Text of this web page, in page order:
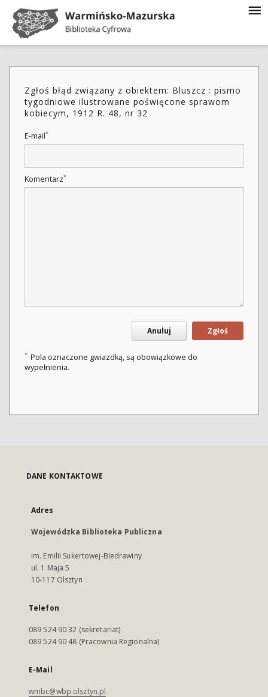
Zgłoś błąd związany z obiektem: Bluszcz : pismo
tygodniowe ilustrowane poświęcone sprawom
kobiecym, 1912 R. 48, nr 32
E-mail*
Komentarz*
Anuluj Zgłoś
* Pola oznaczone gwiazdką, są obowiązkowe do
wypełnienia.
DANE KONTAKTOWE
Adres
Wojewódzka Biblioteka Publiczna
im. Emilii Sukertowej-Biedrawiny
ul. 1 Maja 5
10-117 Olsztyn
Telefon
089 524 90 32 (sekretariat)
089 524 90 48 (Pracownia Regionalna)
E-Mail
wmbc@wbp.olsztyn.pl